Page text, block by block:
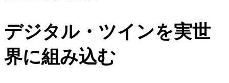
デジタル・ツインを実世
界に組み込む